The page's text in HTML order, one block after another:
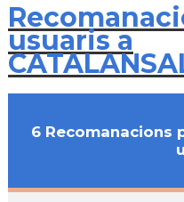
usuaris a
6 Recomanacions